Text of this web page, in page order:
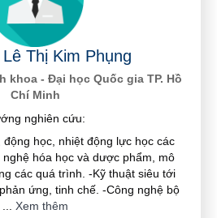
Thị Kim Phụng
khoa - Đại học Quốc gia TP. Hồ
Chí Minh
nghiên cứu:
học, nhiệt động lực học các
hóa học và dược phẩm, mô
các quá trình. -Kỹ thuật siêu tới
ứng, tinh chế. -Công nghệ bộ
Xem thêm